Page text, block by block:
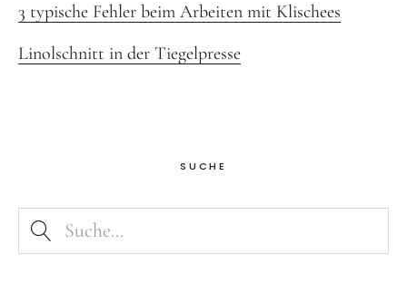
3 typische Fehler beim Arbeiten mit Klischees
Linolschnitt in der Tiegelpresse
SUCHE